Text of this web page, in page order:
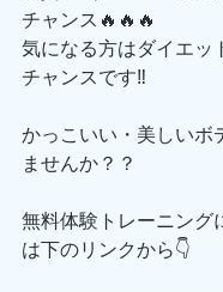
チャンス🔥🔥🔥
気になる方はダイエッ
チャンスです‼️
かっこいい・美しいボ
ませんか？？
無料体験トレーニング
は下のリンクから👇